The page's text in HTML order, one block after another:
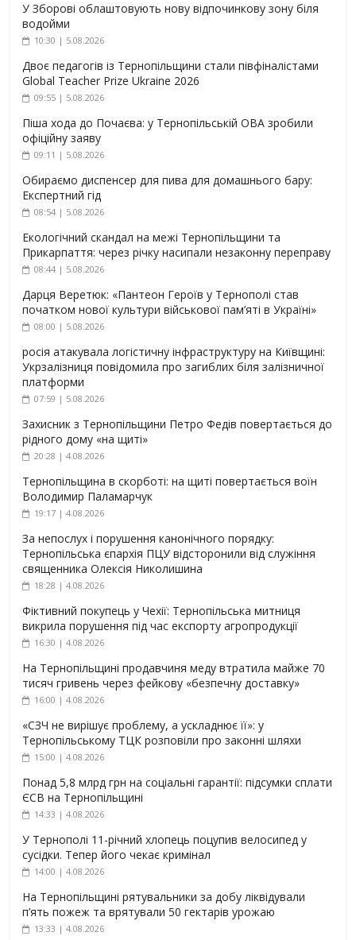
У Зборові облаштовують нову відпочинкову зону біля
водойми
10:30 | 5.08.2026
Двоє педагогів із Тернопільщини стали півфіналістами
Global Teacher Prize Ukraine 2026
09:55 | 5.08.2026
Піша хода до Почаєва: у Тернопільській ОВА зробили
офіційну заяву
09:11 | 5.08.2026
Обираємо диспенсер для пива для домашнього бару:
Експертний гід
08:54 | 5.08.2026
Екологічний скандал на межі Тернопільщини та
Прикарпаття: через річку насипали незаконну переправу
08:44 | 5.08.2026
Дарця Веретюк: «Пантеон Героїв у Тернополі став
початком нової культури військової пам’яті в Україні»
08:00 | 5.08.2026
росія атакувала логістичну інфраструктуру на Київщині:
Укрзалізниця повідомила про загиблих біля залізничної
платформи
07:59 | 5.08.2026
Захисник з Тернопільщини Петро Федів повертається до
рідного дому «на щиті»
20:28 | 4.08.2026
Тернопільщина в скорботі: на щиті повертається воїн
Володимир Паламарчук
19:17 | 4.08.2026
За непослух і порушення канонічного порядку:
Тернопільська єпархія ПЦУ відсторонили від служіння
священника Олексія Николишина
18:28 | 4.08.2026
Фіктивний покупець у Чехії: Тернопільська митниця
викрила порушення під час експорту агропродукції
16:30 | 4.08.2026
На Тернопільщині продавчиня меду втратила майже 70
тисяч гривень через фейкову «безпечну доставку»
16:00 | 4.08.2026
«СЗЧ не вирішує проблему, а ускладнює її»: у
Тернопільському ТЦК розповіли про законні шляхи
15:00 | 4.08.2026
Понад 5,8 млрд грн на соціальні гарантії: підсумки сплати
ЄСВ на Тернопільщині
14:33 | 4.08.2026
У Тернополі 11-річний хлопець поцупив велосипед у
сусідки. Тепер його чекає кримінал
14:00 | 4.08.2026
На Тернопільщині рятувальники за добу ліквідували
п’ять пожеж та врятували 50 гектарів урожаю
13:33 | 4.08.2026